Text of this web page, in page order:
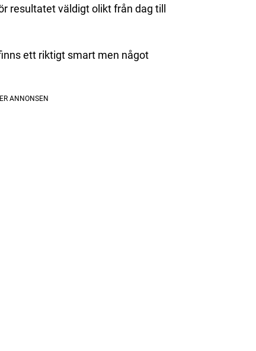
resultatet väldigt olikt från dag till
ett riktigt smart men något